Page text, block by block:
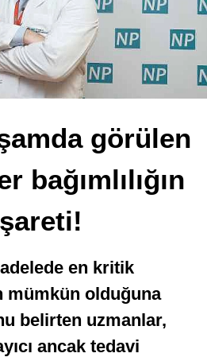
görülen
bağımlılığın
en kritik
mümkün olduğuna
belirten uzmanlar,
ancak tedavi